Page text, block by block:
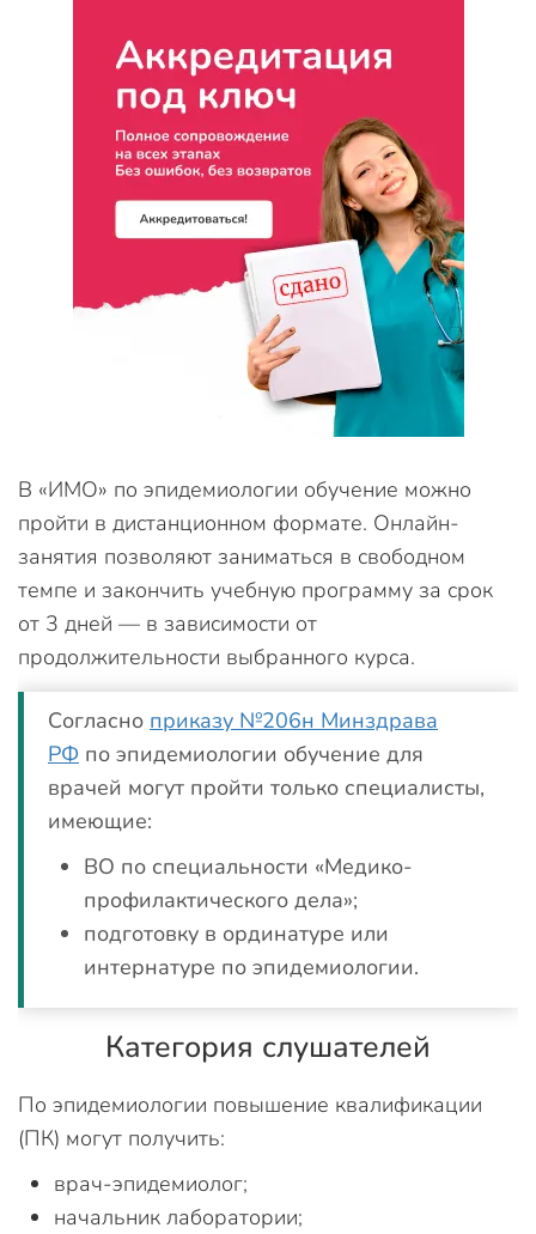
В «ИМО» по эпидемиологии обучение можно
пройти в дистанционном формате. Онлайн-
занятия позволяют заниматься в свободном
темпе и закончить учебную программу за срок
от 3 дней — в зависимости от
продолжительности выбранного курса.
Согласно приказу №206н Минздрава
РФ по эпидемиологии обучение для
врачей могут пройти только специалисты,
имеющие:
ВО по специальности «Медико-
профилактического дела»;
подготовку в ординатуре или
интернатуре по эпидемиологии.
Категория слушателей
По эпидемиологии повышение квалификации
(ПК) могут получить:
врач-эпидемиолог;
начальник лаборатории;